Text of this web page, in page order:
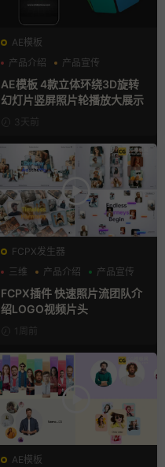
AE模板
产品介绍
产品宣传
产品展示
AE模板 4款立体环绕3D旋转
幻灯片竖屏照片轮播放大展示
3天前
FCPX发生器
三维
产品介绍 产品宣传
FCPX插件 快速照片流团队介
绍LOGO视频片头
1周前
AE模板